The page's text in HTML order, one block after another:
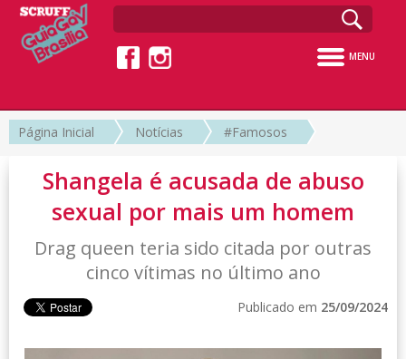
MENU
Página Inicial Notícias #Famosos
Shangela é acusada de abuso
sexual por mais um homem
Drag queen teria sido citada por outras
cinco vítimas no último ano
Publicado em 25/09/2024